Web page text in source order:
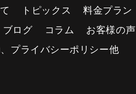
トピックス
料金プラン
ブログ コラム お客様の声
プライバシーポリシー他